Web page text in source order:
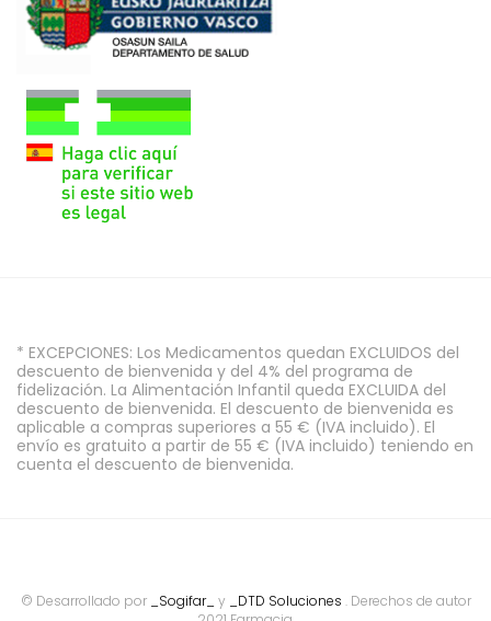
* EXCEPCIONES: Los Medicamentos quedan EXCLUIDOS del
descuento de bienvenida y del 4% del programa de
fidelización. La Alimentación Infantil queda EXCLUIDA del
descuento de bienvenida. El descuento de bienvenida es
aplicable a compras superiores a 55 € (IVA incluido). El
envío es gratuito a partir de 55 € (IVA incluido) teniendo en
cuenta el descuento de bienvenida.
© Desarrollado por _Sogifar_ y _DTD Soluciones . Derechos de autor